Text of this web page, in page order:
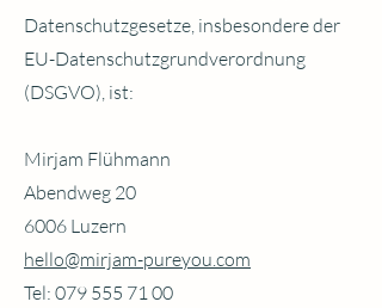
Datenschutzgesetze, insbesondere der
EU-Datenschutzgrundverordnung
(DSGVO), ist:
Mirjam Flühmann
Abendweg 20
6006 Luzern
hello@mirjam-pureyou.com
Tel: 079 555 71 00